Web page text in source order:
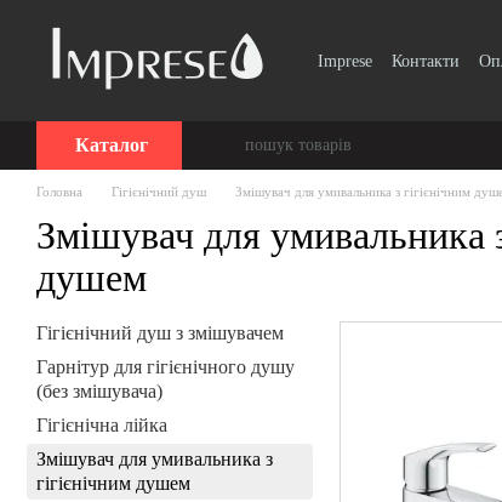
Imprese Контакти
Каталог
Головна Гігієнічний душ Змішувач для умивальника з гігієнічним
Змішувач для умивальника
душем
Гігієнічний душ з змішувачем
Гарнітур для гігієнічного душу
(без змішувача)
Гігієнічна лійка
Змішувач для умивальника з
гігієнічним душем